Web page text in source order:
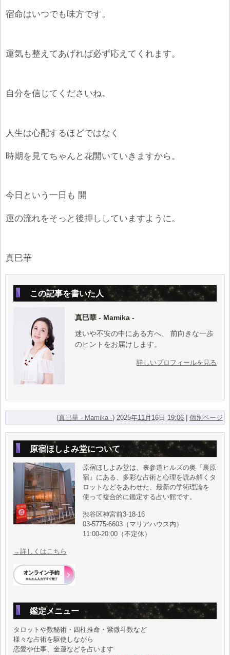
宿命はいつでも味方です。
運気も整えてあげれば必ず応えてくれます。
自分を信じてくださいね。
人生は心配するほどではなく
時期を見てちゃんと花開いていきますから。
今日という一日も 開
運の流れをそっと後押ししていますように。
真巳華
この記事を書いた人
真巳華 - Mamika -
迷いや不安の中にある方へ、 前向きな一歩
のヒントをお届けします。
詳しいプロフィールを見る
(真巳華 - Mamika -)2025年11月16日 19:06 |個別ページ
原宿ほしよみ堂について
原宿ほしよみ堂は、表参道ヒルズの奥『裏原
宿』にある、多彩な占術と心理を読み解くタ
ロットなどをあわせた、最新の学術理論を
使って複合的に鑑定する占い館です。
渋谷区神宮前3-18-16
03-5775-6603（マリアハウス内）
11:00-20:00（不定休）
→詳しくはこちら
鑑定メニュー
タロットや数秘術・四柱推命・紫微斗数など
様々な占術を駆使しながら
恋愛や仕事、金運などを占います